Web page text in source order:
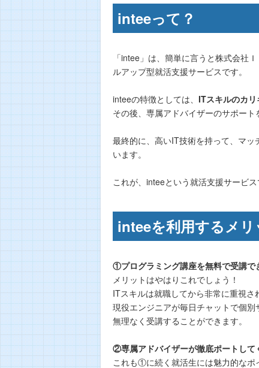
inteeって？
「intee」は、簡単に言うと株式会社
ルアップ型就活支援サービスです。
inteeの特徴としては、 ITスキルのカ
その後、専属アドバイザーのサポート
最終的に、高いIT技術を持って、マ
います。
これが、inteeという就活支援サービス
inteeを利用するメリ
①プログラミング講座を無料で受講で
メリットはやはりこれでしょう！
ITスキルは就職してから非常に重視さ
現役エンジニアが毎日チャットで個別
無理なく受講することができます。
②専属アドバイザーが徹底ポートして
これも①に続く就活生には魅力的なポ